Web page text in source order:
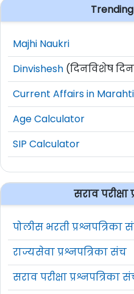
Majhi Naukri
Dinvishesh (दिनविशेष
Current Affairs in Marahti
Age Calculator
SIP Calculator
सराव परीक्षा
पोलीस भरती प्रश्नपत्रिका
राज्यसेवा प्रश्नपत्रिका संच
सराव परीक्षा प्रश्नपत्रिका